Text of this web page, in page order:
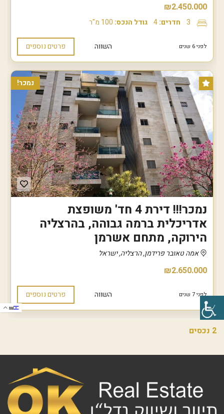
₪2.450.000
3 חדרים:4 גודל הנכס: 100 מ"ר
לפני 6 שנים השווה פרטים נוספים
נמכר!
נמכר!!! דירת 4 חד' משופצת
אדריכלית ברמה גבוהה, בהרצליה
הירוקה, מתחם אשרמן
אמה טאובר פרידמן, הרצליה, ישראל
₪2.650.000
לפני 7 שנים השווה פרטים נוספים
2 נכסים
IW